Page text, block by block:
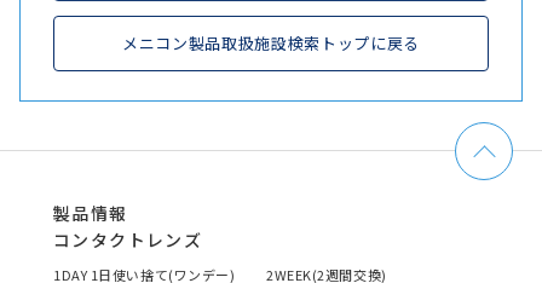
メニコン製品取扱施設検索トップに戻る
製品情報
コンタクトレンズ
1DAY 1日使い捨て(ワンデー)
2WEEK(2週間交換)